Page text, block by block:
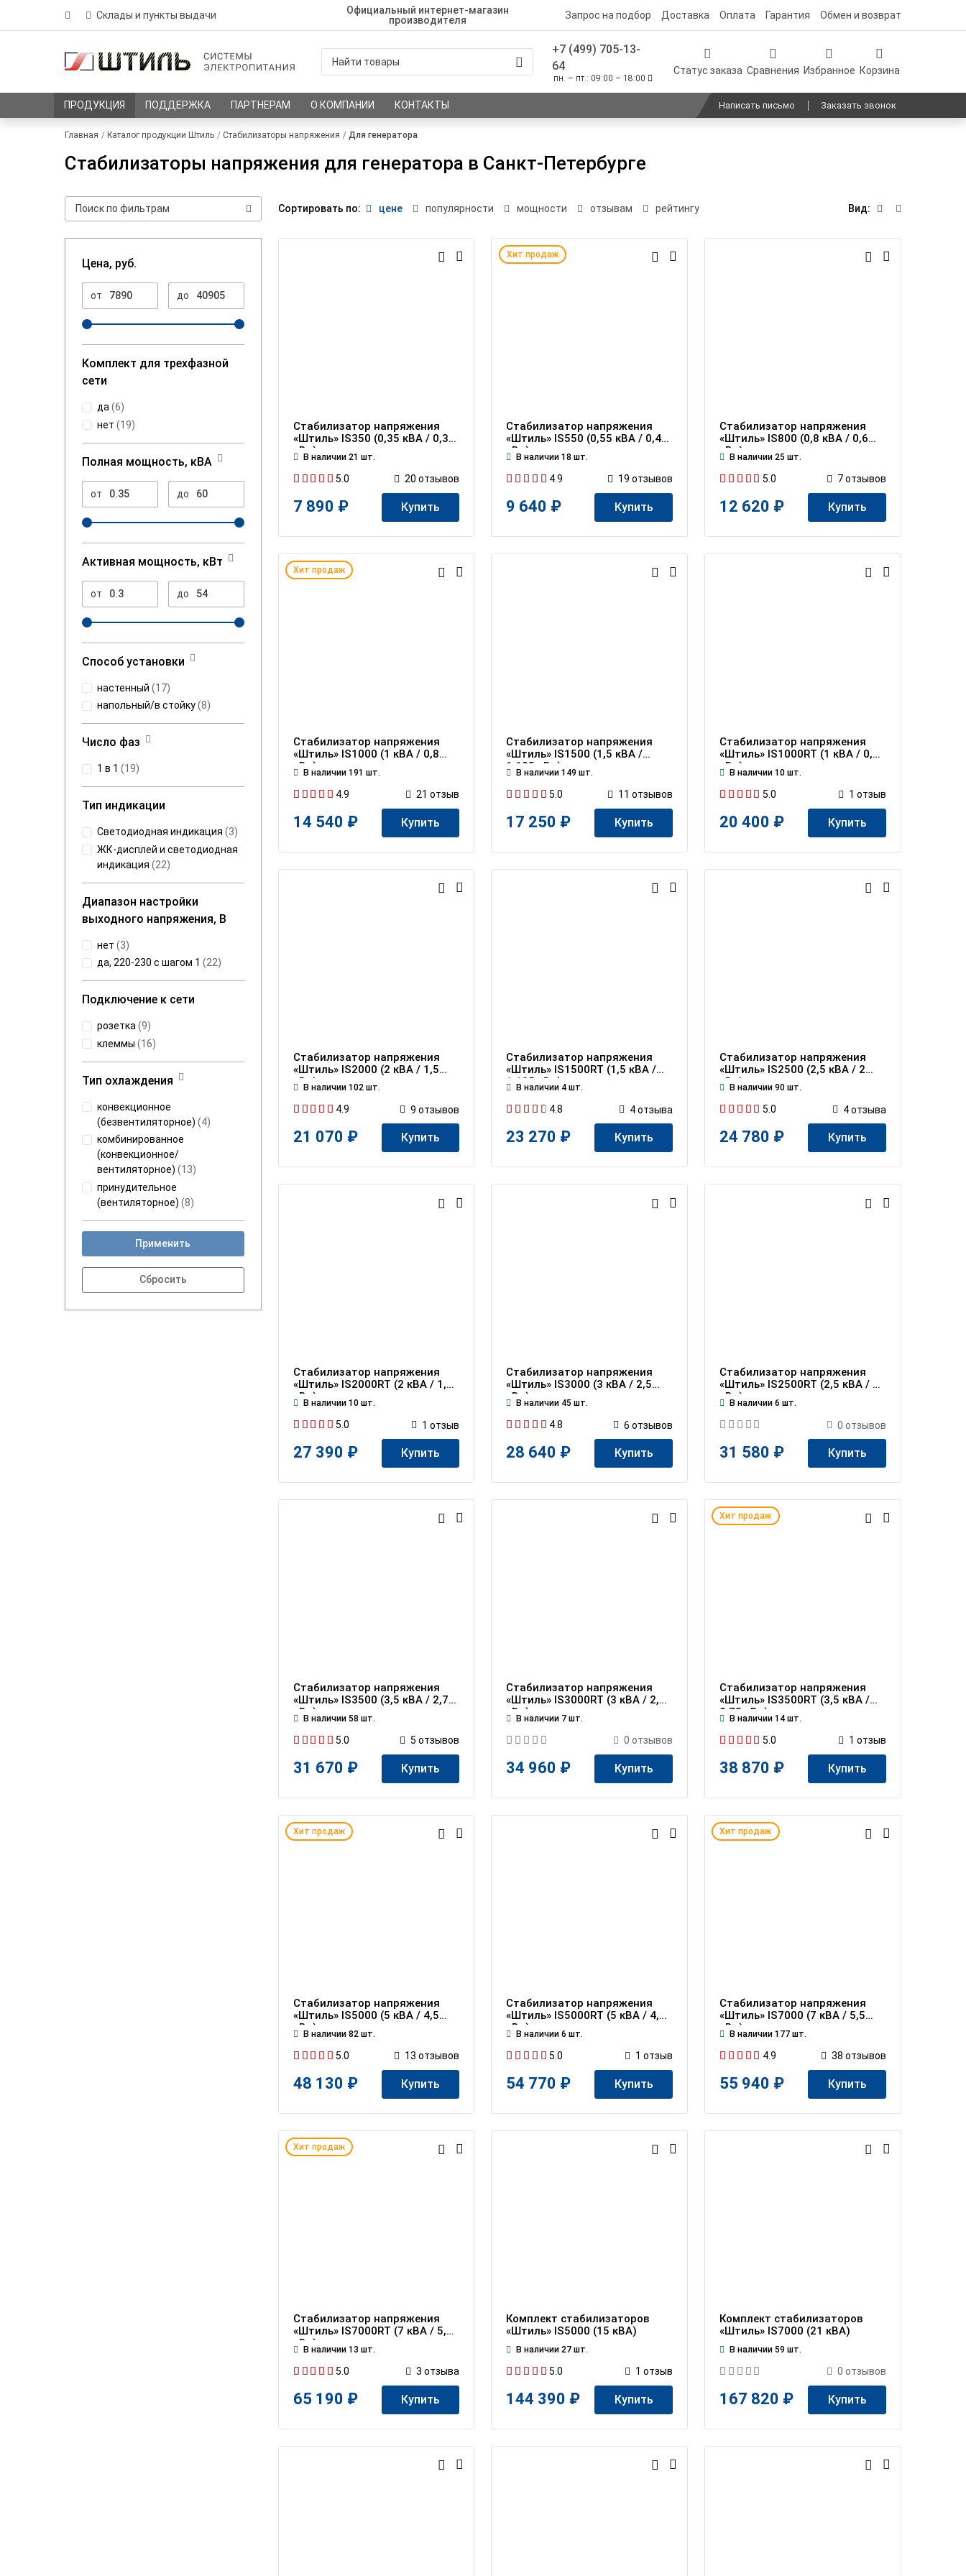
Склады и пункты выдачи
Официальный интернет-магазин
производителя
Запрос на подбор Доставка Оплата Гарантия Обмен и возврат
+7 (499) 705-13-
64
пн. – пт.: 09:00 – 18:00
Статус заказа Сравнения Избранное Корзина
ПРОДУКЦИЯ ПОДДЕРЖКА ПАРТНЕРАМ О КОМПАНИИ КОНТАКТЫ Написать письмо Заказать звонок
Главная Каталог продукции Штиль Стабилизаторы напряжения Для генератора
Стабилизаторы напряжения для генератора в Санкт-Петербурге
Цена, руб.
от до
Комплект для трехфазной
сети
да(6)
нет (19)
Полная мощность, кВА
от до
Активная мощность, кВт
от до
Способ установки
настенный (17)
напольный/в стойку(8)
Число фаз
1 в 1 (19)
Тип индикации
Светодиодная индикация (3)
ЖК-дисплей и светодиодная
индикация (22)
Диапазон настройки
выходного напряжения, В
нет (3)
да, 220-230 с шагом 1 (22)
Подключение к сети
розетка(9)
клеммы (16)
Тип охлаждения
конвекционное
(безвентиляторное) (4)
комбинированное
(конвекционное/
вентиляторное) (13)
принудительное
(вентиляторное) (8)
Применить
Вид:
Сортировать по: цене популярности мощности отзывам рейтингу
Стабилизатор напряжения
«Штиль» IS350 (0,35 кВА / 0,3
кВт)В наличии 21 шт.
5.0 20 отзывов
7 890 ₽ Купить
Хит продаж
Стабилизатор напряжения
«Штиль» IS550 (0,55 кВА / 0,4
кВт)В наличии 18 шт.
4.9 19 отзывов
9 640 ₽ Купить
Стабилизатор напряжения
«Штиль» IS800 (0,8 кВА / 0,6
кВт)В наличии 25 шт.
5.0 7отзывов
12 620 ₽ Купить
Хит продаж
Стабилизатор напряжения
«Штиль» IS1000 (1 кВА / 0,8
кВт)В наличии 191 шт.
4.9 21 отзыв
14 540 ₽ Купить
Стабилизатор напряжения
«Штиль» IS1500 (1,5 кВА /
1,125 кВт)
В наличии 149 шт.
5.0 11 отзывов
17 250 ₽ Купить
Стабилизатор напряжения
«Штиль» IS1000RT (1 кВА / 0,8
кВт)В наличии 10 шт.
5.0 1 отзыв
20 400 ₽ Купить
Стабилизатор напряжения
«Штиль» IS2000 (2 кВА / 1,5
кВт)В наличии 102 шт.
4.9 9 отзывов
21 070 ₽ Купить
Стабилизатор напряжения
«Штиль» IS1500RT (1,5 кВА /
1,125 кВт)
В наличии 4 шт.
4.8 4отзывa
23 270 ₽ Купить
Стабилизатор напряжения
«Штиль» IS2500 (2,5 кВА / 2
кВт)В наличии 90 шт.
5.0 4отзывa
24 780 ₽ Купить
Стабилизатор напряжения
«Штиль» IS2000RT (2 кВА / 1,5
кВт)В наличии 10 шт.
5.0 1 отзыв
27 390 ₽ Купить
Стабилизатор напряжения
«Штиль» IS3000 (3 кВА / 2,5
кВт)В наличии 45 шт.
4.8 6 отзывов
28 640 ₽ Купить
Стабилизатор напряжения
«Штиль» IS2500RT (2,5 кВА / 2
кВт)В наличии 6 шт.
0 отзывов
31 580 ₽ Купить
Стабилизатор напряжения
«Штиль» IS3500 (3,5 кВА / 2,75
кВт)В наличии 58 шт.
5.0 5 отзывов
31 670 ₽ Купить
Стабилизатор напряжения
«Штиль» IS3000RT (3 кВА / 2,5
кВт)В наличии 7 шт.
0 отзывов
34 960 ₽ Купить
Хит продаж
Стабилизатор напряжения
«Штиль» IS3500RT (3,5 кВА /
2,75 кВт)
В наличии 14 шт.
5.0 1 отзыв
38 870 ₽ Купить
Хит продаж
Стабилизатор напряжения
«Штиль» IS5000 (5 кВА / 4,5
кВт)В наличии 82 шт.
5.0 13 отзывов
48 130 ₽ Купить
Стабилизатор напряжения
«Штиль» IS5000RT (5 кВА / 4,5
кВт)В наличии 6 шт.
5.0 1 отзыв
54 770 ₽ Купить
Хит продаж
Стабилизатор напряжения
«Штиль» IS7000 (7 кВА / 5,5
кВт)В наличии 177 шт.
4.9 38 отзывов
55 940 ₽ Купить
Хит продаж
Стабилизатор напряжения
«Штиль» IS7000RT (7 кВА / 5,5
кВт)В наличии 13 шт.
5.0 3 отзывa
65 190 ₽ Купить
Комплект стабилизаторов
«Штиль» IS5000 (15 кВА)
В наличии 27 шт.
5.0 1 отзыв
144 390 ₽ Купить
Комплект стабилизаторов
«Штиль» IS7000 (21 кВА)
В наличии 59 шт.
0 отзывов
167 820 ₽ Купить